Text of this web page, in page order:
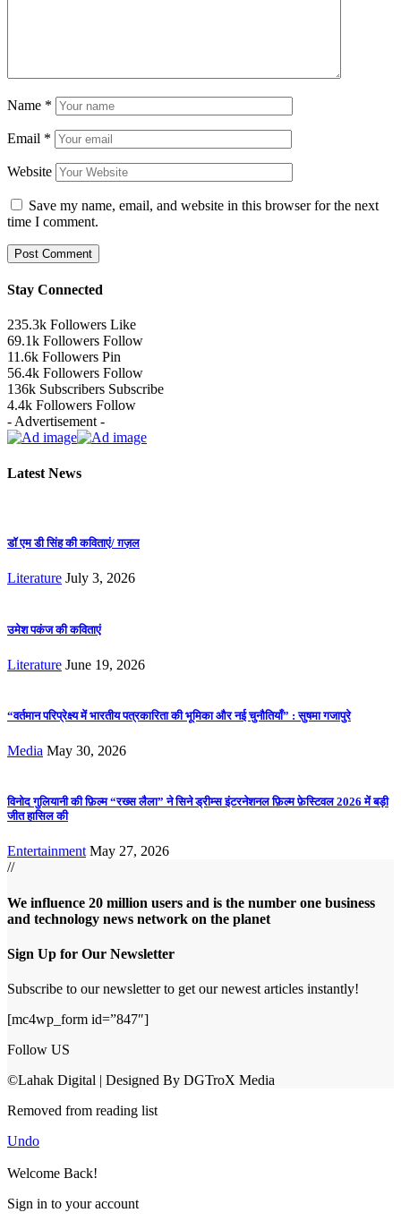
Name *
Email *
Website
Save my name, email, and website in this browser for the next
time I comment.
Stay Connected
235.3k Followers Like
69.1k Followers Follow
11.6k Followers Pin
56.4k Followers Follow
136k Subscribers Subscribe
4.4k Followers Follow
- Advertisement -
Latest News
डॉ एम डी सिंह की कविताएं/ ग़ज़ल
Literature July 3, 2026
उमेश पकंज की कविताएं
Literature June 19, 2026
“वर्तमान परिप्रेक्ष्य में भारतीय पत्रकारिता की भूमिका और नई चुनौतियाँ” : सुषमा गजापुरे
Media May 30, 2026
विनोद गुलियानी की फ़िल्म “रख्स लैला” ने सिने ड्रीम्स इंटरनेशनल फ़िल्म फ़ेस्टिवल 2026 में बड़ी
जीत हासिल की
Entertainment May 27, 2026
//
We influence 20 million users and is the number one business
and technology news network on the planet
Sign Up for Our Newsletter
Subscribe to our newsletter to get our newest articles instantly!
[mc4wp_form id=”847″]
Follow US
©Lahak Digital | Designed By DGTroX Media
Removed from reading list
Undo
Welcome Back!
Sign in to your account